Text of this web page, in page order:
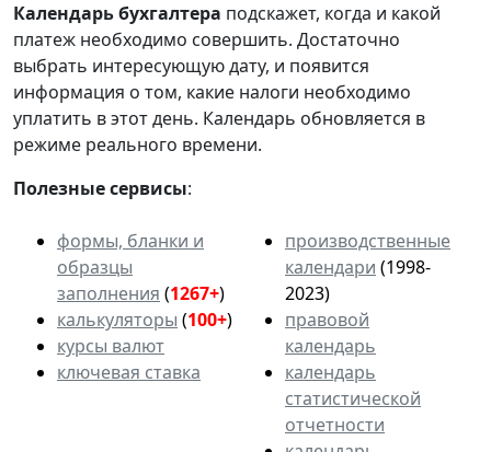
Календарьбухгалтера подскажет, когда и какой
платеж необходимо совершить. Достаточно
выбрать интересующую дату, и появится
информация о том, какие налоги необходимо
уплатить в этот день. Календарь обновляется в
режиме реального времени.
Полезные сервисы:
формы, бланки и
образцы
заполнения (1267+)
калькуляторы (100+)
курсы валют
ключевая ставка
производственные
календари (1998-
2023)
правовой
календарь
календарь
статистической
отчетности